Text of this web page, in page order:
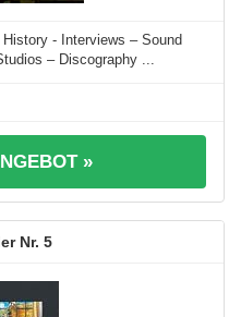
- Interviews – Sound
– Discography ...
»
5